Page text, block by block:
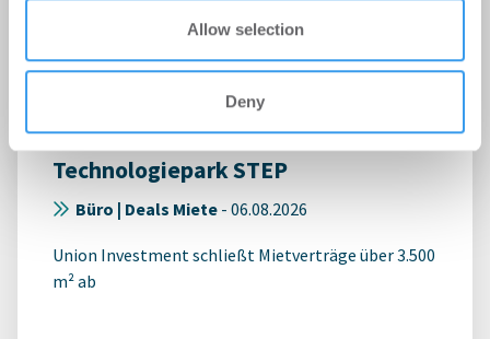
Allow selection
Deny
Büromieter verlängern und
expandieren im Stuttgarter
Technologiepark STEP
Büro | Deals Miete - 06.08.2026
Union Investment schließt Mietverträge über 3.500
m² ab